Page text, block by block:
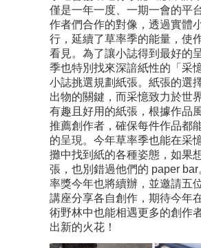
僅是一年一度、一期一會的平
作者們合作的對像，透過實體
行，延續了草率季的能量，使
看見。為了讓小誌得到最好的
季也特別找來深諳紙性的「采
小誌挑選規劃紙張。紙張的選
出物的關鍵，而采憶致力於世
有趣且好用的紙張，根據作品
推薦創作者，確保每件作品都
的呈現。今年草率季也能在采
攤中找到紙的各種姿態，如果
張，也別錯過他們的 paper
率獎今年也將續辦，並邀請五
講座分享各自創作，期待今年
術野林中也能相遇更多的創作
出新的火花！